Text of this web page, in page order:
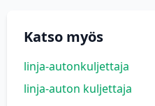
Katso myös
linja-autonkuljettaja
linja-auton kuljettaja